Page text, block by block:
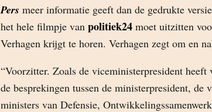
Pers meer informatie geeft dan de gedrukte
het hele filmpje van politiek24 moet uitzitten
Verhagen krijgt te horen. Verhagen zegt om en
“Voorzitter. Zoals de viceministerpresident heeft
de besprekingen tussen de ministerpresident, de
ministers van Defensie,